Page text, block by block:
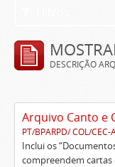
DESCRIÇÃO
Arquivo Canto e
PT/BPARPD/ COL/CEC-
Inclui os
compreendem cartas